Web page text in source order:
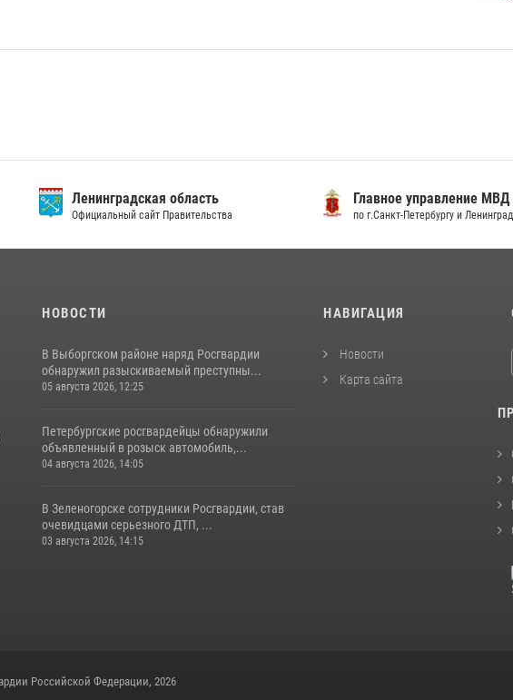
Ленинградская область
Официальный сайт Правительства
Главное управление МВД
по г.Санкт-Петербургу и
НОВОСТИ
В Выборгском районе наряд Росгвардии
обнаружил разыскиваемый преступны...
05 августа 2026, 12:25
Петербургские росгвардейцы обнаружили
объявленный в розыск автомобиль,...
04 августа 2026, 14:05
В Зеленогорске сотрудники Росгвардии, став
очевидцами серьезного ДТП, ...
03 августа 2026, 14:15
НАВИГАЦИЯ
Новости
Карта сайта
Российской Федерации, 2026